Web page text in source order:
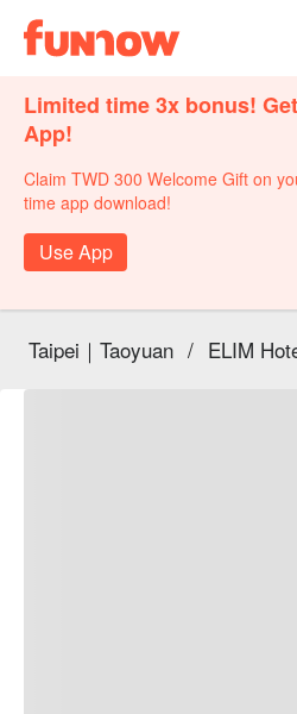
Limited time 3x bonus!
App!
Claim TWD 300 Welcome Gift on
time app download!
Use App
Taipei｜Taoyuan / ELIM